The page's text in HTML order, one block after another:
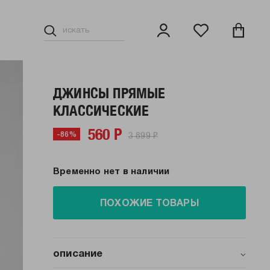
ДЖИНСЫ ПРЯМЫЕ
КЛАССИЧЕСКИЕ
-86% 560 Р 3 899 Р
Временно нет в наличии
ПОХОЖИЕ ТОВАРЫ
описание